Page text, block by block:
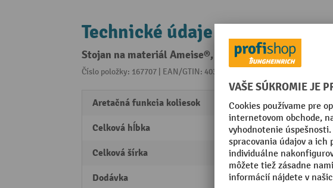
Technické údaje
Stojan na materiál Ameise®, výškovo prestaviteľný,
Číslo položky: 167707 | EAN/GTIN: 4035694036536
Aretačná funkcia koliesok s centrálnou brzdou
Celková hĺbka 410 mm
Celková šírka 610 mm
Dodávka úplne namontované